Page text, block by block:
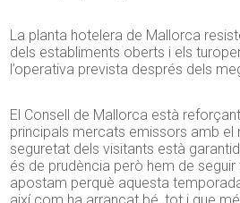
La planta hotelera de Mallorca
dels establiments oberts i els
l’operativa prevista després dels
El Consell de Mallorca està
principals mercats emissors amb el
seguretat dels visitants està
és de prudència però hem de
apostam perquè aquesta